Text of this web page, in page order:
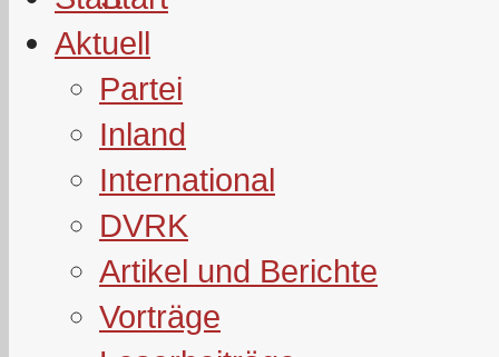
Aktuell
Partei
Inland
International
DVRK
Artikel und Berichte
Vorträge